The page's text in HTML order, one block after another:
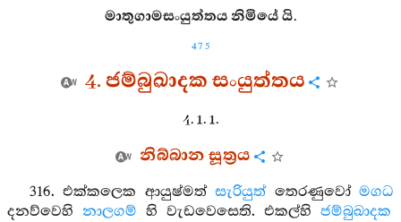
මාතුගාමසංයුත්තය නිමියේ යි.
475
4. ජම්බුඛාදක සංයුත්තය
4. 1. 1.
නිබ්බාන සූත්‍රය
316. එක්කලෙක ආයුෂ්මත්සැරියුත්තෙරණුවෝමගධ
දනව්වෙහි නාලගම් හි වැඩවෙසෙති. එකල්හි ජම්බුඛාදක